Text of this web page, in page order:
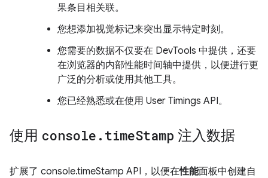
果条目相关联。
您想添加视觉标记来突出显示特定时刻。
您需要的数据不仅要在 DevTools 中提供，还要
在浏览器的内部性能时间轴中提供，以便进行更
广泛的分析或使用其他工具。
您已经熟悉或在使用 User Timings API。
使用 console . timeStamp 注入数据
扩展了 console.timeStamp API，以便在性能面板中创建自